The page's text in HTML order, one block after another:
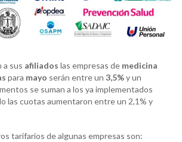
a sus afiliados las empresas de medicina
para mayo serán entre un 3,5%y un
se suman a los ya implementados
las cuotas aumentaron entre un 2,1% y
tarifarios de algunas empresas son: